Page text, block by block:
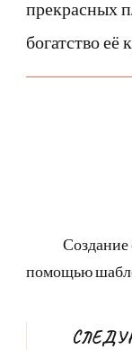
прекрасных
богатство её
Создание
помощью